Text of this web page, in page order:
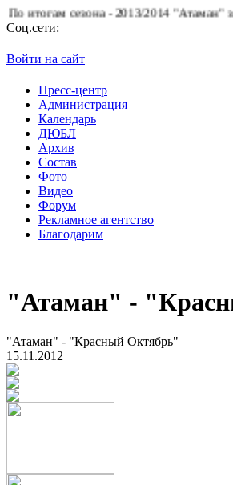
сезона - 2013/2014 "Атаман" занял
Соц.сети:
Войти на сайт
Пресс-центр
Администрация
Календарь
ДЮБЛ
Архив
Состав
Фото
Видео
Форум
Рекламное агентство
Благодарим
"Атаман" -
"Атаман" - "Красный Октябрь"
15.11.2012